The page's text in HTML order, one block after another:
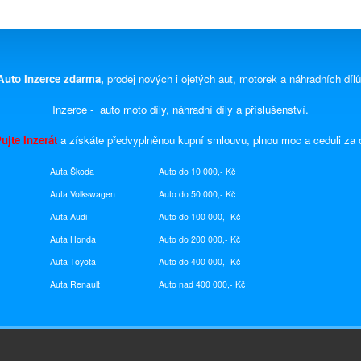
Inzerce zdarma, prodej nových i ojetých aut, motorek a náhradních
Inzerce - auto moto díly, náhradní díly a příslušenství.
Inzerát a získáte předvyplněnou kupní smlouvu, plnou moc a ceduli za
Auta Škoda
Auto do 10 000,- Kč
Auta Volkswagen
Auto do 50 000,- Kč
Auta Audi
Auto do 100 000,- Kč
Auta Honda
Auto do 200 000,- Kč
Auta Toyota
Auto do 400 000,- Kč
Auta Renault Auto nad 400 000,- Kč